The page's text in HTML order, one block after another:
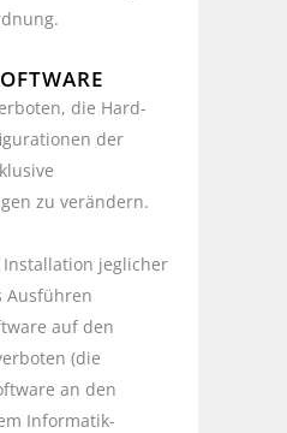
die Hard-
der
zu verändern.
jeglicher
Ausführen
auf den
(die
an den
Informatik-